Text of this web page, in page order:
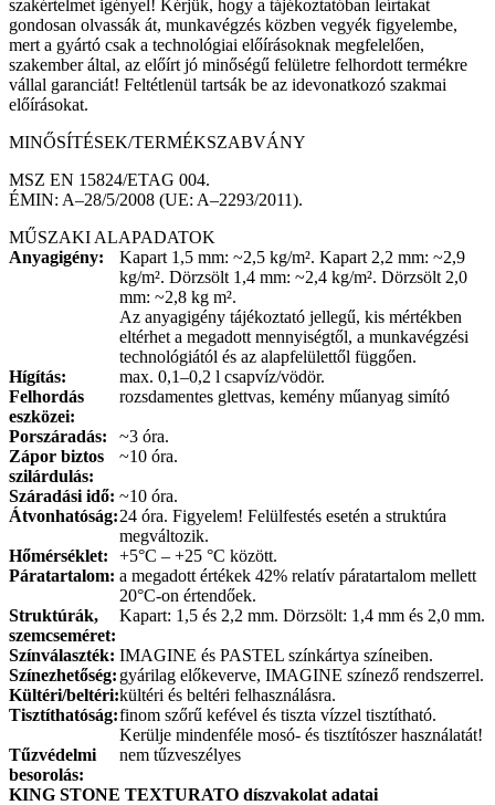
szakértelmet igényel! Kérjük, hogy a tájékoztatóban leírtakat
gondosan olvassák át, munkavégzés közben vegyék figyelembe,
mert a gyártó csak a technológiai előírásoknak megfelelően,
szakember által, az előírt jó minőségű felületre felhordott termékre
vállal garanciát! Feltétlenül tartsák be az idevonatkozó szakmai
előírásokat.
MINŐSÍTÉSEK/TERMÉKSZABVÁNY
MSZ EN 15824/ETAG 004.
ÉMIN: A–28/5/2008 (UE: A–2293/2011).
MŰSZAKI ALAPADATOK
Anyagigény:
Kapart 1,5 mm: ~2,5 kg/m². Kapart 2,2 mm: ~2,9
kg/m². Dörzsölt 1,4 mm: ~2,4 kg/m². Dörzsölt 2,0
mm: ~2,8 kg m².
Az anyagigény tájékoztató jellegű, kis mértékben
eltérhet a megadott mennyiségtől, a munkavégzési
technológiától és az alapfelülettől függően.
Hígítás:
max. 0,1–0,2 l csapvíz/vödör.
Felhordás
eszközei:
rozsdamentes glettvas, kemény műanyag simító
Porszáradás:
~3 óra.
Zápor biztos
szilárdulás:
~10 óra.
Száradási idő: ~10 óra.
Átvonhatóság:24 óra. Figyelem! Felülfestés esetén a struktúra
megváltozik.
Hőmérséklet:
+5°C – +25 °C között.
Páratartalom: a megadott értékek 42% relatív páratartalom mellett
20°C-on értendőek.
Struktúrák,
szemcseméret:
Kapart: 1,5 és 2,2 mm. Dörzsölt: 1,4 mm és 2,0 mm.
Színválaszték: IMAGINE és PASTEL színkártya színeiben.
Színezhetőség: gyárilag előkeverve, IMAGINE színező rendszerrel.
Kültéri/beltéri:kültéri és beltéri felhasználásra.
Tisztíthatóság:finom szőrű kefével és tiszta vízzel tisztítható.
Kerülje mindenféle mosó- és tisztítószer használatát!
Tűzvédelmi
besorolás:
nem tűzveszélyes
KING STONE TEXTURATO díszvakolat adatai